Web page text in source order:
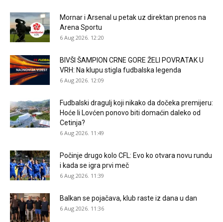
Mornar i Arsenal u petak uz direktan prenos na
Arena Sportu
6 Aug 2026. 12:20
BIVŠI ŠAMPION CRNE GORE ŽELI POVRATAK U
VRH: Na klupu stigla fudbalska legenda
6 Aug 2026. 12:09
Fudbalski dragulj koji nikako da dočeka premijeru:
Hoće li Lovćen ponovo biti domaćin daleko od
Cetinja?
6 Aug 2026. 11:49
Počinje drugo kolo CFL: Evo ko otvara novu rundu
i kada se igra prvi meč
6 Aug 2026. 11:39
Balkan se pojačava, klub raste iz dana u dan
6 Aug 2026. 11:36